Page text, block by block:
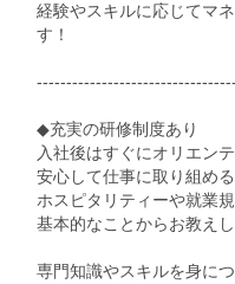
経験やスキルに応じてマ
す！
◆充実の研修制度あり
入社後はすぐにオリエン
安心して仕事に取り組め
ホスピタリティーや就業
基本的なことからお教えし
専門知識やスキルを身に